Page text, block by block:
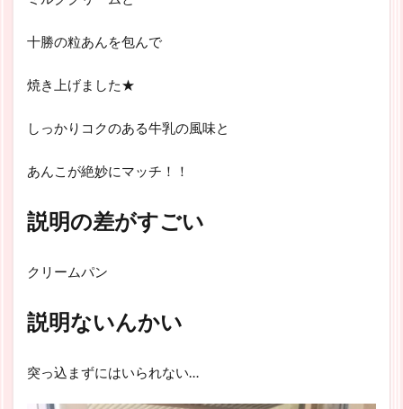
十勝の粒あんを包んで
焼き上げました★
しっかりコクのある牛乳の風味と
あんこが絶妙にマッチ！！
説明の差がすごい
クリームパン
説明ないんかい
突っ込まずにはいられない…